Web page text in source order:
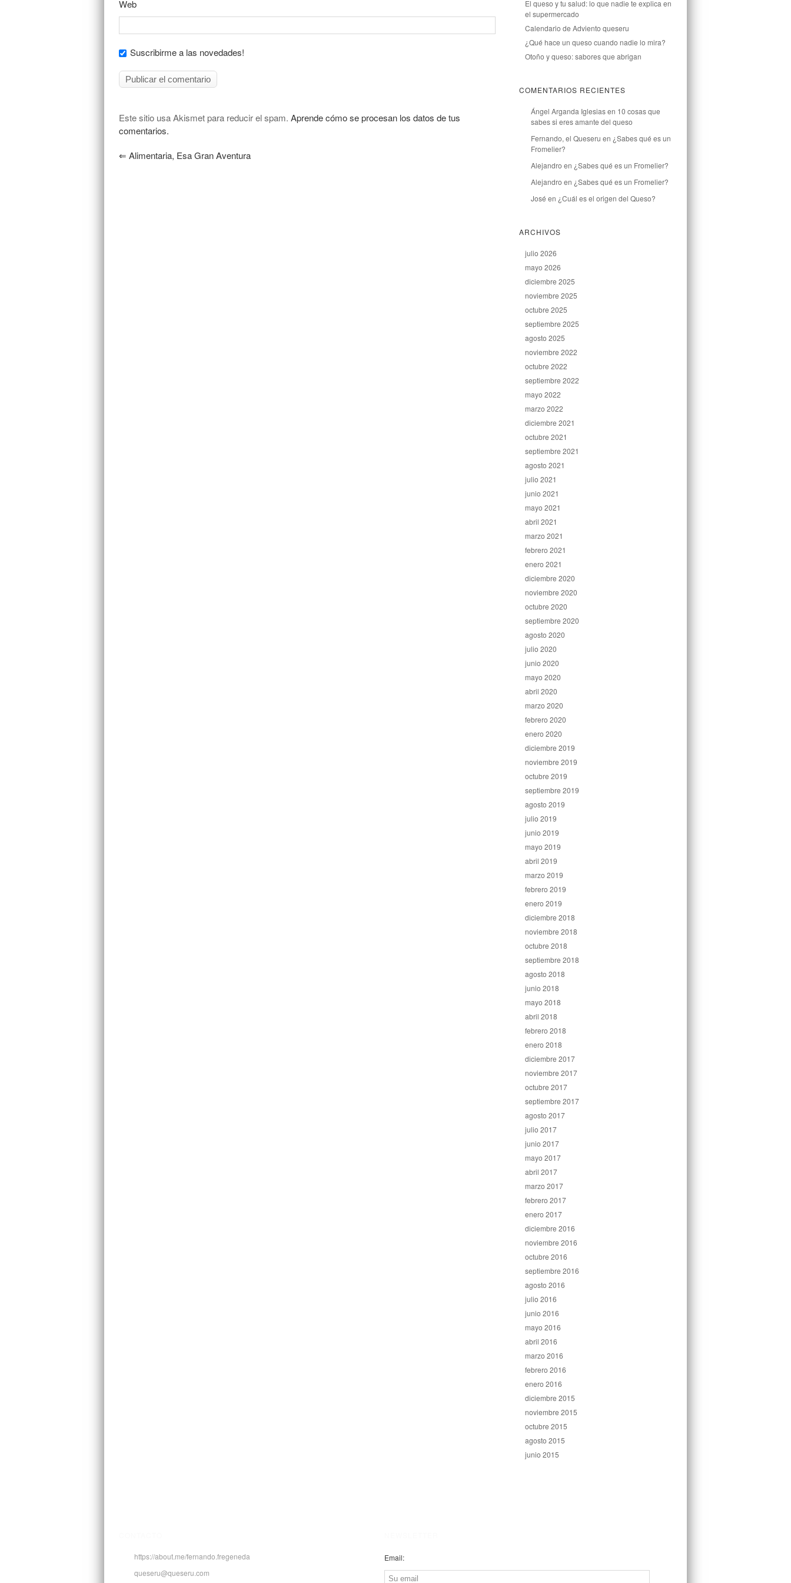
Web
Suscribirme a las novedades!
Este sitio usa Akismet para reducir el spam. Aprende cómo se procesan los datos de tus
comentarios.
⇐ Alimentaria, Esa Gran Aventura
El queso y tu salud: lo que nadie te explica en
el supermercado
Calendario de Adviento queseru
¿Qué hace un queso cuando nadie lo mira?
Otoño y queso: sabores que abrigan
COMENTARIOS RECIENTES
Ángel Arganda Iglesiasen 10 cosas que
sabes si eres amante del queso
Fernando, el Queseru en ¿Sabes qué es un
Fromelier?
Alejandro en ¿Sabes qué es un Fromelier?
Alejandro en ¿Sabes qué es un Fromelier?
José en ¿Cuál es el origen del Queso?
ARCHIVOS
julio 2026
mayo 2026
diciembre 2025
noviembre 2025
octubre 2025
septiembre 2025
agosto 2025
noviembre 2022
octubre 2022
septiembre 2022
mayo 2022
marzo 2022
diciembre 2021
octubre 2021
septiembre 2021
agosto 2021
julio 2021
junio 2021
mayo 2021
abril 2021
marzo 2021
febrero 2021
enero 2021
diciembre 2020
noviembre 2020
octubre 2020
septiembre 2020
agosto 2020
julio 2020
junio 2020
mayo 2020
abril 2020
marzo 2020
febrero 2020
enero 2020
diciembre 2019
noviembre 2019
octubre 2019
septiembre 2019
agosto 2019
julio 2019
junio 2019
mayo 2019
abril 2019
marzo 2019
febrero 2019
enero 2019
diciembre 2018
noviembre 2018
octubre 2018
septiembre 2018
agosto 2018
junio 2018
mayo 2018
abril 2018
febrero 2018
enero 2018
diciembre 2017
noviembre 2017
octubre 2017
septiembre 2017
agosto 2017
julio 2017
junio 2017
mayo 2017
abril 2017
marzo 2017
febrero 2017
enero 2017
diciembre 2016
noviembre 2016
octubre 2016
septiembre 2016
agosto 2016
julio 2016
junio 2016
mayo 2016
abril 2016
marzo 2016
febrero 2016
enero 2016
diciembre 2015
noviembre 2015
octubre 2015
agosto 2015
junio 2015
https://about.me/fernando.fregeneda
queseru@queseru.com
Email: